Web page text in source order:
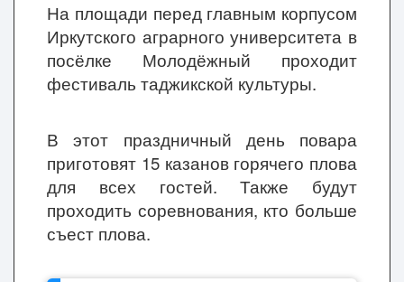
На площади перед главным корпусом
Иркутского аграрного университета в
посёлке Молодёжный проходит
фестиваль таджикской культуры.
В этот праздничный день повара
приготовят 15 казанов горячего плова
для всех гостей. Также будут
проходить соревнования, кто больше
съест плова.